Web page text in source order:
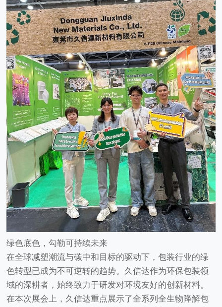
绿色底色，勾勒可持续未来
在全球减塑潮流与碳中和目标的驱动下，包装行业的绿
色转型已成为不可逆转的趋势。久信达作为环保包装领
域的深耕者，始终致力于研发对环境友好的创新材料。
在本次展会上，久信达重点展示了全系列全生物降解包